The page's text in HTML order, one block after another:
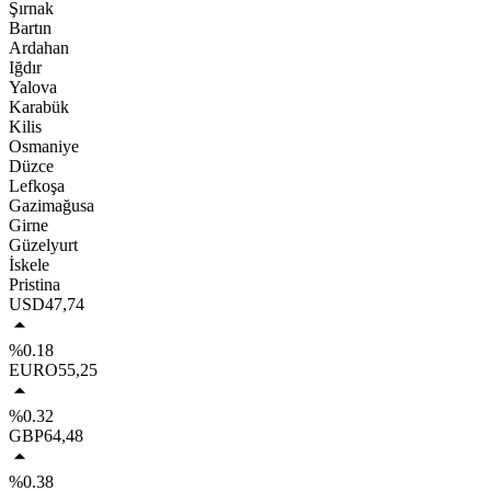
Şırnak
Bartın
Ardahan
Iğdır
Yalova
Karabük
Kilis
Osmaniye
Düzce
Lefkoşa
Gazimağusa
Girne
Güzelyurt
İskele
Pristina
USD47,74
%0.18
EURO55,25
%0.32
GBP64,48
%0.38